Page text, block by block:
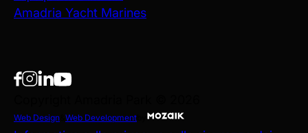
Amadria Yacht Marines
Web Design Web Development